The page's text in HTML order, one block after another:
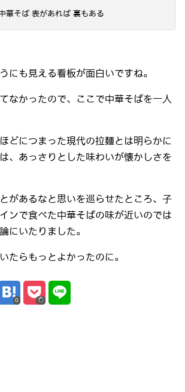
華そば 表があれば 裏もある
にも見える看板が面白いですね。
なかったので、ここで中華そばを一人
どにつまった現代の拉麺とは明らかに
、あっさりとした味わいが懐かしさを
があるなと思いを巡らせたところ、子
ンで食べた中華そばの味が近いのでは
にいたりました。
たらもっとよかったのに。
0